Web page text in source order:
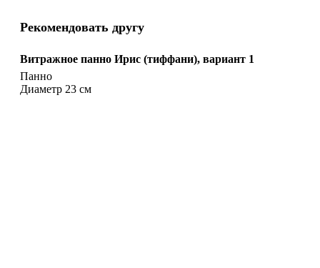
Рекомендовать другу
Витражное панно Ирис (тиффани), вариант 1
Панно
Диаметр 23 см